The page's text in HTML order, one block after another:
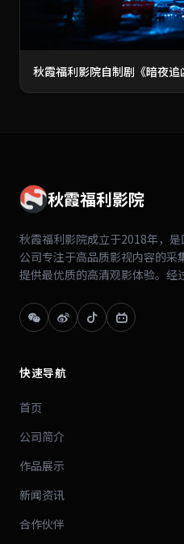
秋霞福利影院自制剧《暗夜
秋霞福利影院
秋霞福利影院成立于2018年，是
公司专注于高品质影视内容的采
提供最优质的高清观影体验。经
快速导航
首页
公司简介
作品展示
新闻资讯
合作伙伴